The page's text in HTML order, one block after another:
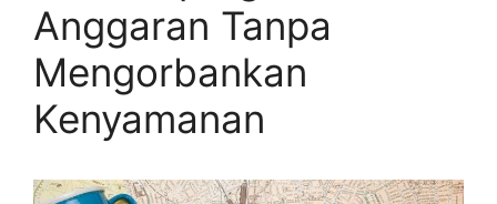
Anggaran Tanpa
Mengorbankan
Kenyamanan